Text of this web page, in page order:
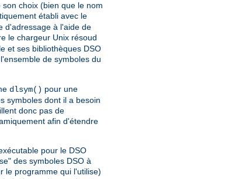
choix (bien que le nom
établi avec le
d'adressage à l'aide de
le chargeur Unix résoud
et ses bibliothèques DSO
de symboles du
dlsym() pour une
symboles dont il a besoin
donc pas de
afin d'étendre
pour le DSO
des symboles DSO à
le programme qui l'utilise)